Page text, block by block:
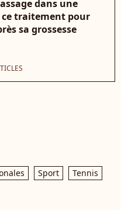
dans une
traitement pour
sa grossesse
Sport
Tennis